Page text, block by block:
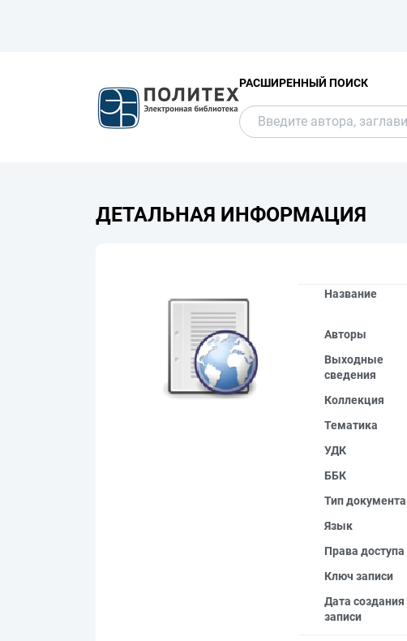
РАСШИРЕННЫЙ ПОИСК
ДЕТАЛЬНАЯ ИНФОРМАЦИЯ
Название
Авторы
Выходные
сведения
Коллекция
Тематика
УДК
ББК
Тип документа
Язык
Права доступа
Ключ записи
Дата создания
записи